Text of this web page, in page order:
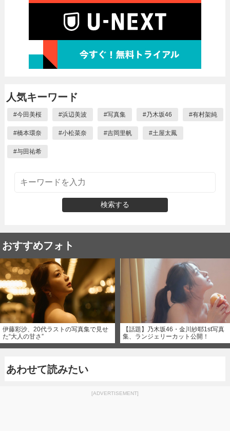
人気キーワード
#今田美桜 #浜辺美波 #写真集 #乃木坂46 #有村架純
#橋本環奈 #小松菜奈 #吉岡里帆 #土屋太鳳
#与田祐希
検索する
おすすめフォト
伊藤彩沙、20代ラストの写真集で見せ
た“大人の甘さ”
【話題】乃木坂46・金川紗耶1st写真
集、ランジェリーカット公開！
あわせて読みたい
[ADVERTISEMENT]